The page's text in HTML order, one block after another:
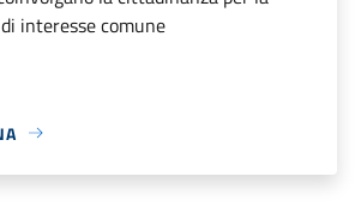
interesse comune